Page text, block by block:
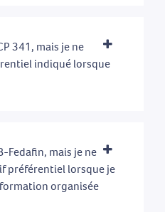
341, mais je ne
indiqué lorsque
Fedafin, mais je ne
préférentiel lorsque je
organisée